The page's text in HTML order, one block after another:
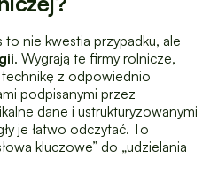
nie kwestia przypadku, ale
. Wygrają te firmy rolnicze,
z odpowiednio
podpisanymi przez
dane i ustrukturyzowanymi
je łatwo odczytać. To
kluczowe” do „udzielania